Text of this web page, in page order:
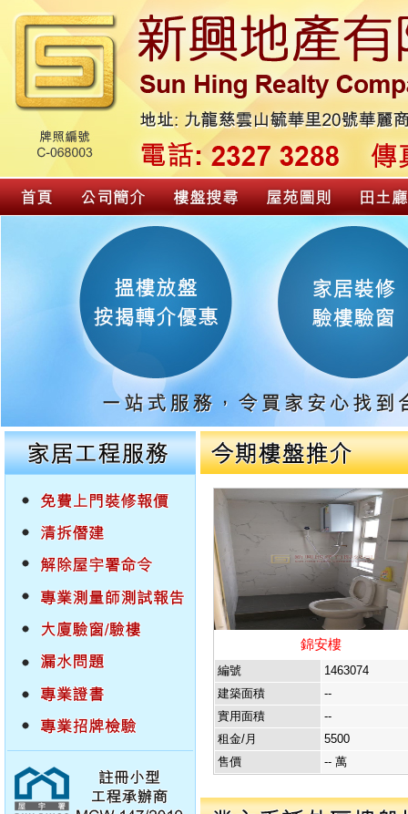
錦安樓
編號
1463074
建築面積
--
實用面積
--
租金/月
5500
售價
-- 萬